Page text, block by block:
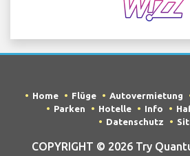
Home Flüge Autovermietung
Parken
Hotelle Info
Datenschutz
COPYRIGHT © 2026 Try